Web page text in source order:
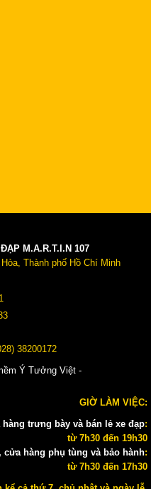
M.A.R.T.I.N 107
Thành phố Hồ Chí Minh
38200172
Ý Tưởng Việt -
GIỜ LÀM VIỆC:
hàng trưng bày và bán lẻ xe đạp:
từ 7h30 đến 19h30
cửa hàng phụ tùng và bảo hành:
từ 7h30 đến 17h30